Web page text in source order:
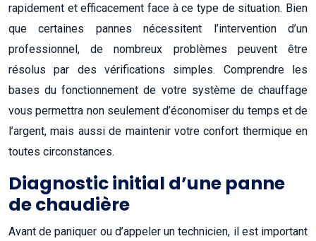
rapidement et efficacement face à ce type de situation. Bien
que certaines pannes nécessitent l’intervention d’un
professionnel, de nombreux problèmes peuvent être
résolus par des vérifications simples. Comprendre les
bases du fonctionnement de votre système de chauffage
vous permettra non seulement d’économiser du temps et de
l’argent, mais aussi de maintenir votre confort thermique en
toutes circonstances.
Diagnostic initial d’une panne
de chaudière
Avant de paniquer ou d’appeler un technicien, il est important